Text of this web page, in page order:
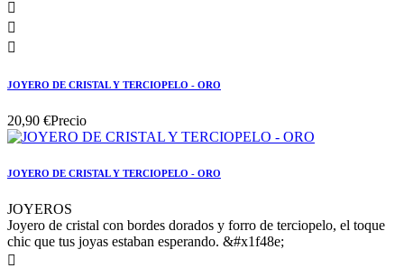



JOYERO DE CRISTAL Y TERCIOPELO - ORO
20,90 €Precio
JOYERO DE CRISTAL Y TERCIOPELO - ORO
JOYEROS
Joyero de cristal con bordes dorados y forro de terciopelo, el toque
chic que tus joyas estaban esperando. &#x1f48e;
